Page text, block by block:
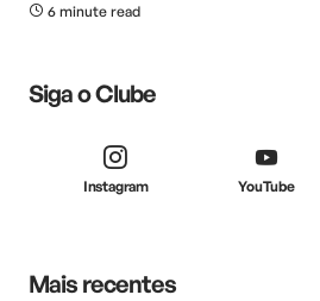
6 minute read
Siga o Clube
Instagram YouTube
Mais recentes